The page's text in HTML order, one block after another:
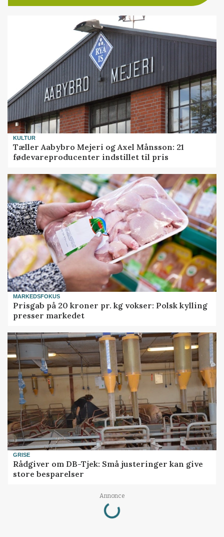
KULTUR
Tæller Aabybro Mejeri og Axel Månsson: 21
fødevareproducenter indstillet til pris
MARKEDSFOKUS
Prisgab på 20 kroner pr. kg vokser: Polsk kylling
presser markedet
GRISE
Rådgiver om DB-Tjek: Små justeringer kan give
store besparelser
Annonce
Loading...